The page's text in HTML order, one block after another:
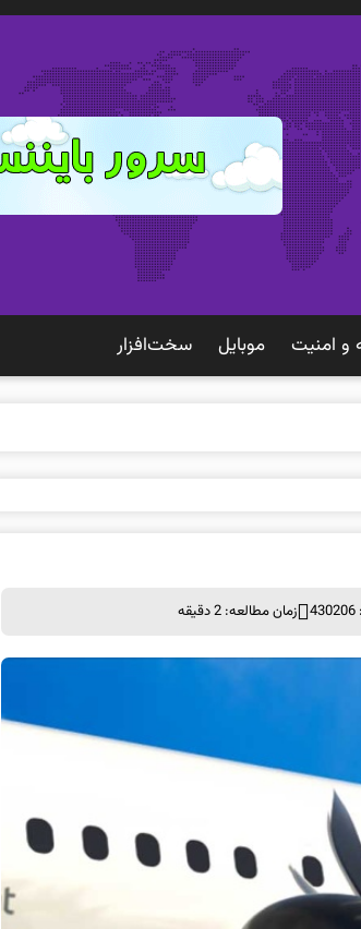
و امنيت موبايل سخت‌افزار
زمان مطالعه: 2 دقیقه